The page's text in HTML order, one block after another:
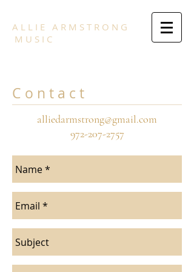
A L L I E A R M S T R O N G
M U S I C
C o n t a c t
alliedarmstrong@gmail.com
972-207-2757